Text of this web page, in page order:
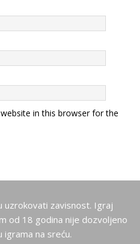
in this browser for the
uzrokovati zavisnost. Igraj
od 18 godina nije dozvoljeno
igrama na sreću.